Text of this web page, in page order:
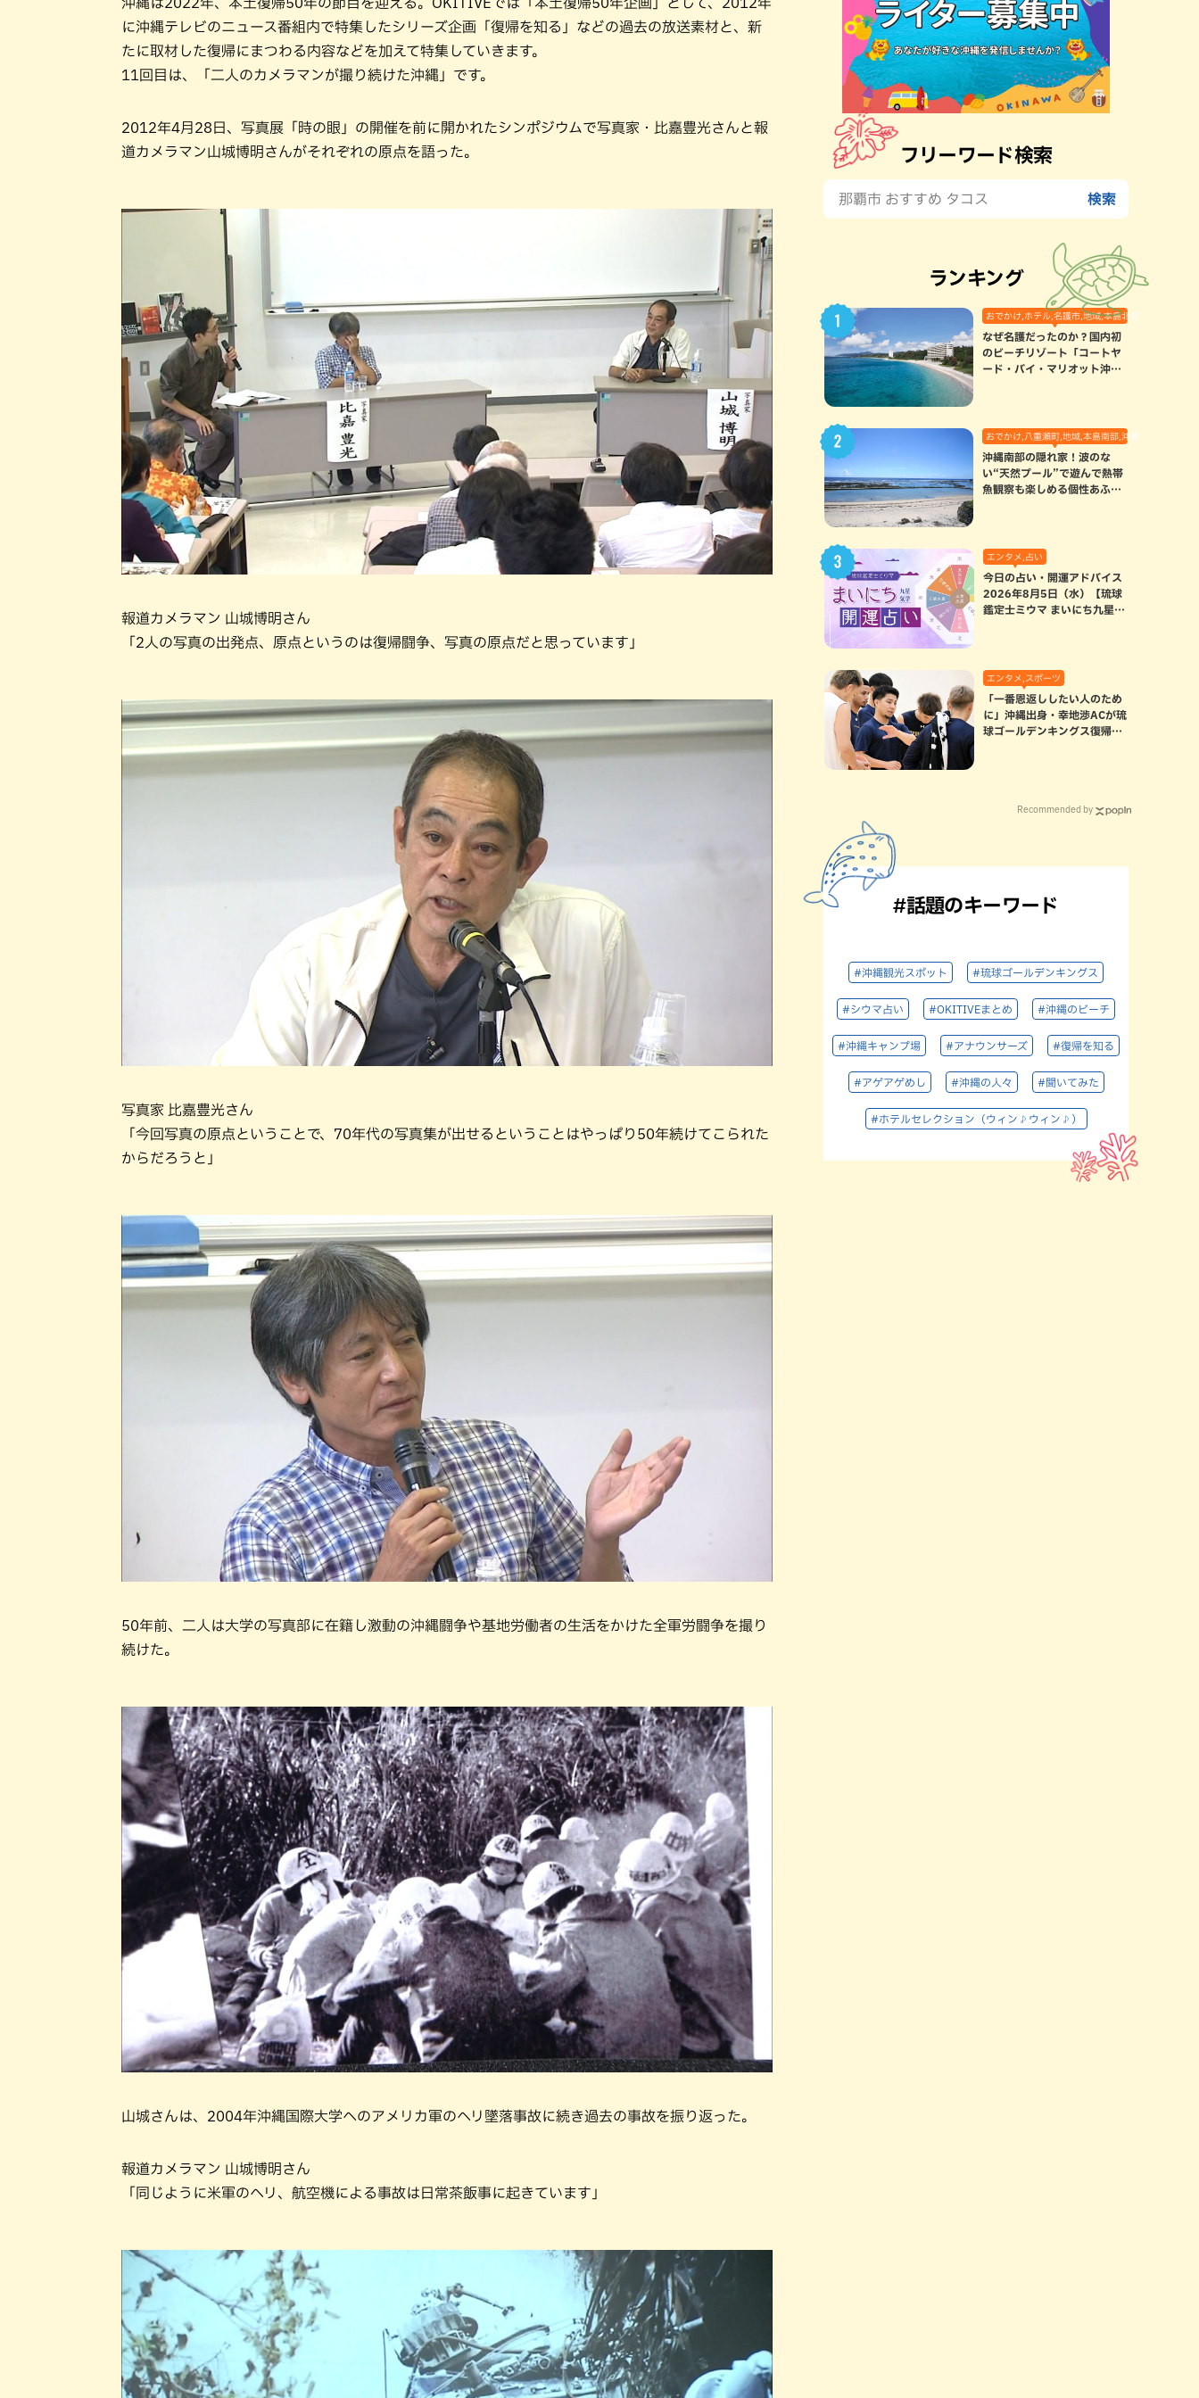
に沖縄テレビのニュース番組内で特集したシリーズ企画「復帰を知る」などの過去の放送素材と、新
たに取材した復帰にまつわる内容などを加えて特集していきます。
11回目は、「二人のカメラマンが撮り続けた沖縄」です。
2012年4月28日、写真展「時の眼」の開催を前に開かれたシンポジウムで写真家・比嘉豊光さんと報
道カメラマン山城博明さんがそれぞれの原点を語った。
報道カメラマン 山城博明さん
「2人の写真の出発点、原点というのは復帰闘争、写真の原点だと思っています」
写真家 比嘉豊光さん
「今回写真の原点ということで、70年代の写真集が出せるということはやっぱり50年続けてこられた
からだろうと」
50年前、二人は大学の写真部に在籍し激動の沖縄闘争や基地労働者の生活をかけた全軍労闘争を撮り
続けた。
山城さんは、2004年沖縄国際大学へのアメリカ軍のヘリ墜落事故に続き過去の事故を振り返った。
報道カメラマン 山城博明さん
「同じように米軍のヘリ、航空機による事故は日常茶飯事に起きています」
フリーワード検索
ランキング
おでかけ,ホテル,名護市,地域,本島北部
なぜ名護だったのか？国内初
のビーチリゾート「コートヤ
ード・バイ・マリオット沖縄
おでかけ,八重瀬町,地域,本島南部,沖縄の海,自然
沖縄南部の隠れ家！波のな
い“天然プール”で遊んで熱帯
魚観察も楽しめる個性あふれ
エンタメ,占い
今日の占い・開運アドバイス
2026年8月5日（水）【琉球
鑑定士ミウマ まいにち九星気
エンタメ,スポーツ
「一番恩返ししたい人のため
に」沖縄出身・幸地渉ACが琉
球ゴールデンキングス復帰。
Recommended by
#話題のキーワード
#沖縄観光スポット #琉球ゴールデンキングス
#シウマ占い #OKITIVEまとめ #沖縄のビーチ
#沖縄キャンプ場 #アナウンサーズ #復帰を知る
#アゲアゲめし #沖縄の人々 #聞いてみた
#ホテルセレクション（ウィン♪ウィン♪）